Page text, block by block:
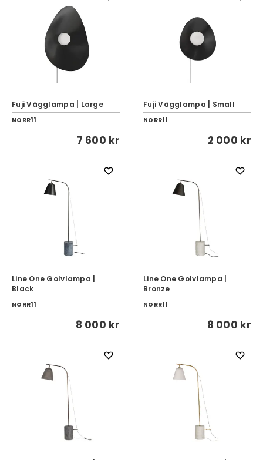
Fuji Vägglampa | Large
NORR11
7 600 kr
Fuji Vägglampa | Small
NORR11
2 000 kr
Line One Golvlampa |
Black
NORR11
8 000 kr
Line One Golvlampa |
Bronze
NORR11
8 000 kr